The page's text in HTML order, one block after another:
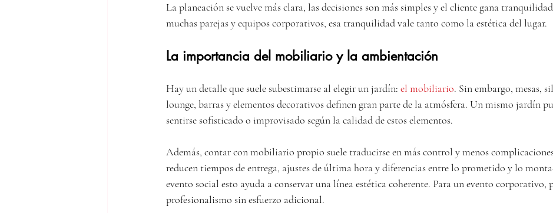
La planeación se vuelve más clara, las decisiones son más simples y el cliente gana
muchas parejas y equipos corporativos, esa tranquilidad vale tanto como la estética del lugar.
La importancia del mobiliario y la ambientación
Hay un detalle que suele subestimarse al elegir un jardín: el mobiliario. Sin embargo, mesas,
lounge, barras y elementos decorativos definen gran parte de la atmósfera. Un mismo jardín
sentirse sofisticado o improvisado según la calidad de estos elementos.
Además, contar con mobiliario propio suele traducirse en más control y menos
reducen tiempos de entrega, ajustes de última hora y diferencias entre lo prometido y lo
evento social esto ayuda a conservar una línea estética coherente. Para un evento corporativo,
profesionalismo sin esfuerzo adicional.